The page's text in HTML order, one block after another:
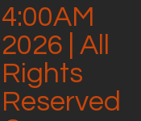
4:00AM
2026 | All
Rights
Reserved